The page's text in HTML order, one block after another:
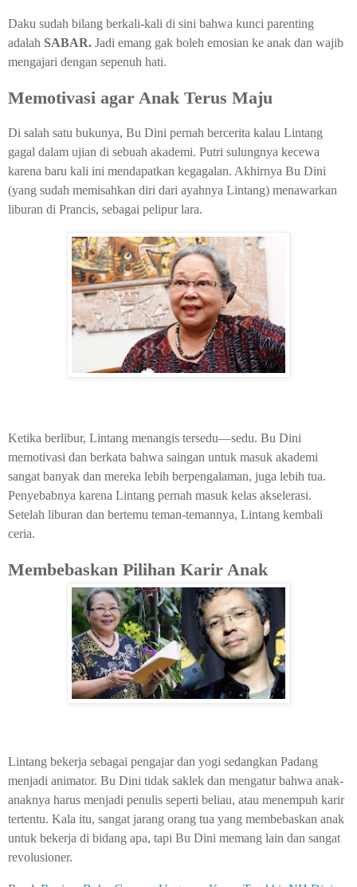
Daku sudah bilang berkali-kali di sini bahwa kunci parenting
adalah SABAR. Jadi emang gak boleh emosian ke anak dan wajib
mengajari dengan sepenuh hati.
Memotivasi agar Anak Terus Maju
Di salah satu bukunya, Bu Dini pernah bercerita kalau Lintang
gagal dalam ujian di sebuah akademi. Putri sulungnya kecewa
karena baru kali ini mendapatkan kegagalan. Akhirnya Bu Dini
(yang sudah memisahkan diri dari ayahnya Lintang) menawarkan
liburan di Prancis, sebagai pelipur lara.
Ketika berlibur, Lintang menangis tersedu—sedu. Bu Dini
memotivasi dan berkata bahwa saingan untuk masuk akademi
sangat banyak dan mereka lebih berpengalaman, juga lebih tua.
Penyebabnya karena Lintang pernah masuk kelas akselerasi.
Setelah liburan dan bertemu teman-temannya, Lintang kembali
ceria.
Membebaskan Pilihan Karir Anak
Lintang bekerja sebagai pengajar dan yogi sedangkan Padang
menjadi animator. Bu Dini tidak saklek dan mengatur bahwa anak-
anaknya harus menjadi penulis seperti beliau, atau menempuh karir
tertentu. Kala itu, sangat jarang orang tua yang membebaskan anak
untuk bekerja di bidang apa, tapi Bu Dini memang lain dan sangat
revolusioner.